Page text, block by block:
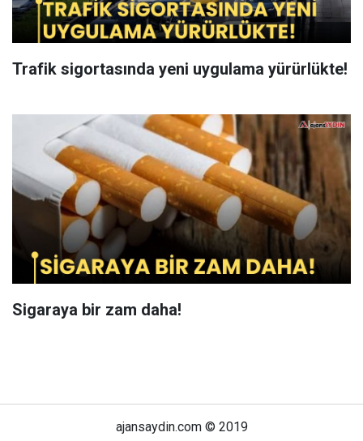
Trafik sigortasında yeni uygulama yürürlükte!
Sigaraya bir zam daha!
ajansaydin.com © 2019